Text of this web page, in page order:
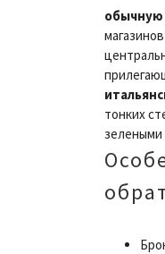
обычную
тонких
зелеными